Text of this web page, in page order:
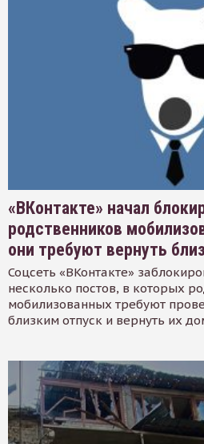
«ВКонтакте» начал
родственников
они требуют вернуть
Соцсеть «ВКонтакте»
несколько постов, в которых
мобилизованных требуют
близким отпуск и вернуть их